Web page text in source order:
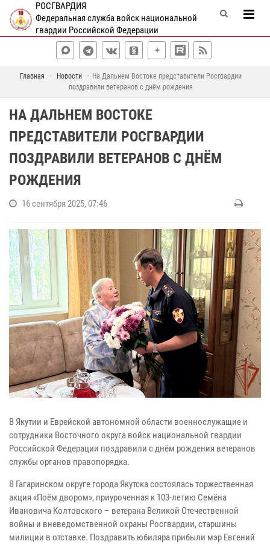
РОСГВАРДИЯ
Федеральная служба войск национальной
гвардии Российской Федерации
Главная Новости
На Дальнем Востоке представители Росгвардии
поздравили ветеранов с днём рождения
НА ДАЛЬНЕМ ВОСТОКЕ
ПРЕДСТАВИТЕЛИ РОСГВАРДИИ
ПОЗДРАВИЛИ ВЕТЕРАНОВ С ДНЁМ
РОЖДЕНИЯ
16 сентября 2025, 07:46
В Якутии и Еврейской автономной области военнослужащие и
сотрудники Восточного округа войск национальной гвардии
Российской Федерации поздравили с днём рождения ветеранов
службы органов правопорядка.
В Гагаринском округе города Якутска состоялась торжественная
акция «Поём двором», приуроченная к 103-летию Семёна
Ивановича Колтовского – ветерана Великой Отечественной
войны и вневедомственной охраны Росгвардии, старшины
милиции в отставке. Поздравить юбиляра прибыли мэр Евгений